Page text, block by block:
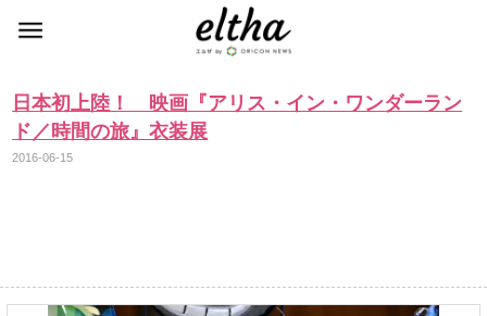
日本初上陸！ 映画『アリス・イン・ワンダーラン
ド／時間の旅』衣装展
2016-06-15